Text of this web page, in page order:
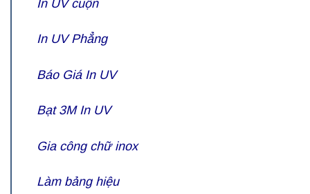
In UV cuộn
In UV Phẳng
Báo Giá In UV
Bạt 3M In UV
Gia công chữ inox
Làm bảng hiệu